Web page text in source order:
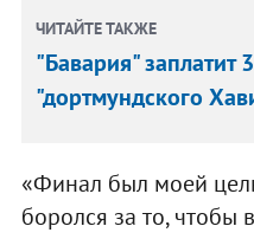
ЧИТАЙТЕ ТАКЖЕ
"Бавария" заплатит
"дортмундского
«Финал был моей
боролся за то, чтобы